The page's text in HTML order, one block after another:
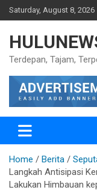
Skip
to
Saturday, August 8, 2026
Terdepan, Tajam,
Home Berita
Langkah Antisipasi
Lakukan Himbauan